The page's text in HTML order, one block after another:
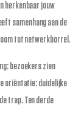
herkenbaar jouw
samenhang aan de
tot netwerkborrel.
bezoekers zien
oriëntatie: duidelijke
trap. Ten derde